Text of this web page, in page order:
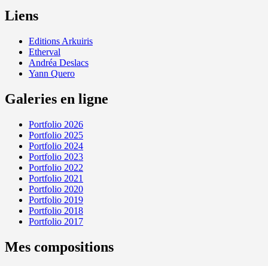
Liens
Editions Arkuiris
Etherval
Andréa Deslacs
Yann Quero
Galeries en ligne
Portfolio 2026
Portfolio 2025
Portfolio 2024
Portfolio 2023
Portfolio 2022
Portfolio 2021
Portfolio 2020
Portfolio 2019
Portfolio 2018
Portfolio 2017
Mes compositions